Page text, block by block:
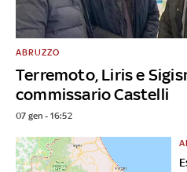
Terremoto, Liris e
commissario Castelli
ABRUZZO
07 gen - 16:52